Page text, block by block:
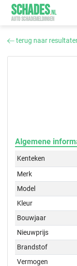
SCHADES.NL
AUTO SCHADEMELDINGEN
terug naar
Algemene
Kenteken
Merk
Model
Kleur
Bouwjaar
Nieuwprijs
Brandstof
Vermogen